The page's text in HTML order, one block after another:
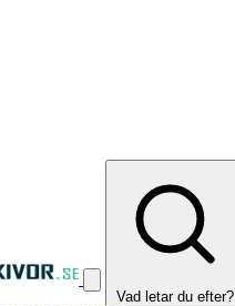
Vad letar du efter?